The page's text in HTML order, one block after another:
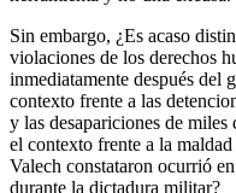
Sin embargo, ¿Es acaso
violaciones de los derechos
inmediatamente después del
contexto frente a las
y las desapariciones de
el contexto frente a la
Valech constataron ocurrió
durante la dictadura militar?